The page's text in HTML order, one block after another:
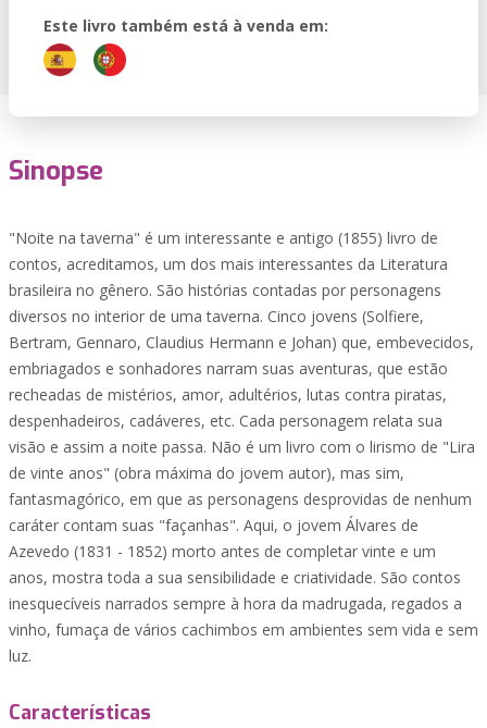
Este livro também está à venda em:
Sinopse
"Noite na taverna" é um interessante e antigo (1855) livro de
contos, acreditamos, um dos mais interessantes da Literatura
brasileira no gênero. São histórias contadas por personagens
diversos no interior de uma taverna. Cinco jovens (Solfiere,
Bertram, Gennaro, Claudius Hermann e Johan) que, embevecidos,
embriagados e sonhadores narram suas aventuras, que estão
recheadas de mistérios, amor, adultérios, lutas contra piratas,
despenhadeiros, cadáveres, etc. Cada personagem relata sua
visão e assim a noite passa. Não é um livro com o lirismo de "Lira
de vinte anos" (obra máxima do jovem autor), mas sim,
fantasmagórico, em que as personagens desprovidas de nenhum
caráter contam suas "façanhas". Aqui, o jovem Álvares de
Azevedo (1831 - 1852) morto antes de completar vinte e um
anos, mostra toda a sua sensibilidade e criatividade. São contos
inesquecíveis narrados sempre à hora da madrugada, regados a
vinho, fumaça de vários cachimbos em ambientes sem vida e sem
luz.
Características